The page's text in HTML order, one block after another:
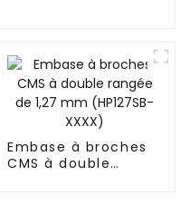
Embase à broches
CMS à double